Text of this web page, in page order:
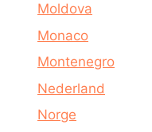
Moldova
Monaco
Montenegro
Nederland
Norge